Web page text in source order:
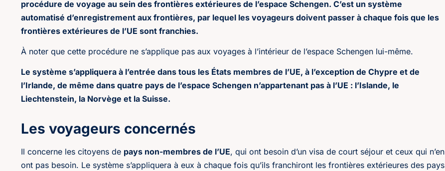
procédure de voyage au sein des frontières extérieures de l’espace Schengen. C’est un système
automatisé d’enregistrement aux frontières, par lequel les voyageurs doivent passer à chaque fois que les
frontières extérieures de l’UE sont franchies.
À noter que cette procédure ne s’applique pas aux voyages à l’intérieur de l’espace Schengen lui-même.
Le système s’appliquera à l’entrée dans tous les États membres de l’UE, à l’exception de Chypre et de
l’Irlande, de même dans quatre pays de l’espace Schengen n’appartenant pas à l’UE : l’Islande, le
Liechtenstein, la Norvège et la Suisse.
Les voyageurs concernés
Il concerne les citoyens de pays non-membres de l’UE, qui ont besoin d’un visa de court séjour et ceux qui n’en
ont pas besoin. Le système s’appliquera à eux à chaque fois qu’ils franchiront les frontières extérieures des pays